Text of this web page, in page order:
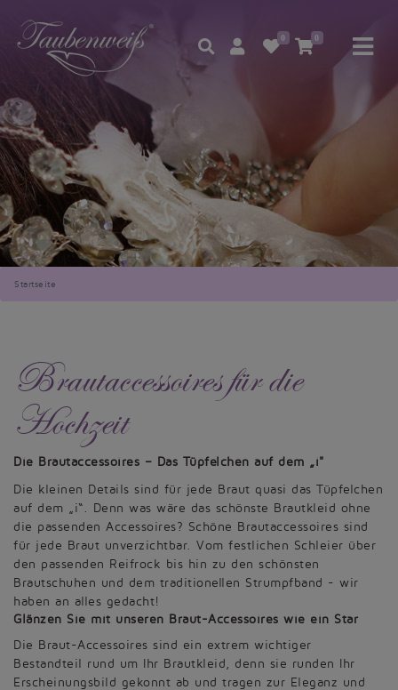
0 0
Startseite
Brautaccessoires für die
Hochzeit
Die Brautaccessoires – Das Tüpfelchen auf dem „i"
Die kleinen Details sind für jede Braut quasi das Tüpfelchen
auf dem „i“. Denn was wäre das schönste Brautkleid ohne
die passenden Accessoires? Schöne Brautaccessoires sind
für jede Braut unverzichtbar. Vom festlichen Schleier über
den passenden Reifrock bis hin zu den schönsten
Brautschuhen und dem traditionellen Strumpfband - wir
haben an alles gedacht!
Glänzen Sie mit unseren Braut-Accessoires wie ein Star
Die Braut-Accessoires sind ein extrem wichtiger
Bestandteil rund um Ihr Brautkleid, denn sie runden Ihr
Erscheinungsbild gekonnt ab und tragen zur Eleganz und